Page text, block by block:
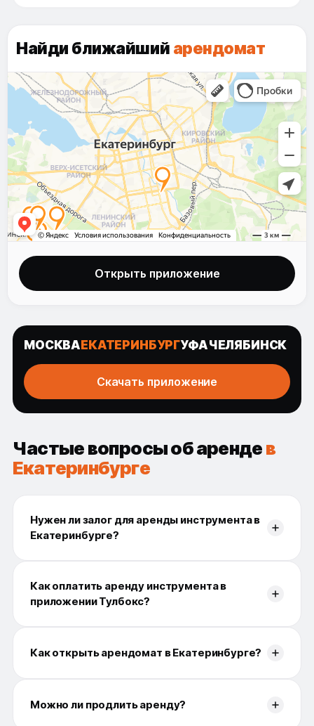
Найди ближайший арендомат
Открыть приложение
МОСКВАЕКАТЕРИНБУРГУФАЧЕЛЯБИНСК
Скачать приложение
Частые вопросы об арендев
Екатеринбурге
Нужен ли залог для аренды инструмента в
Екатеринбурге?
Как оплатить аренду инструмента в
приложении Тулбокс?
Как открыть арендомат в Екатеринбурге?
Можно ли продлить аренду?